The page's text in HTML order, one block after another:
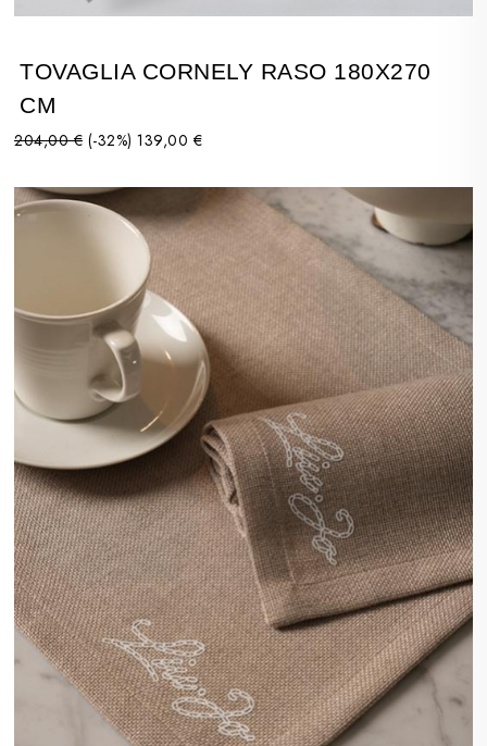
TOVAGLIA CORNELY RASO 180X270
CM
204,00 € (-32%) 139,00 €